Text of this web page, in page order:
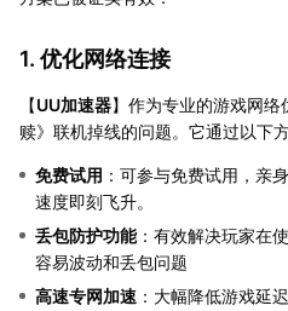
1. 优化网络连接
【UU加速器】作为专业的游戏网
赎》联机掉线的问题。它通过以下
免费试用 ：可参与免费试用，亲
速度即刻飞升。
丢包防护功能：有效解决玩家在
容易波动和丢包问题
高速专网加速 ：大幅降低游戏延